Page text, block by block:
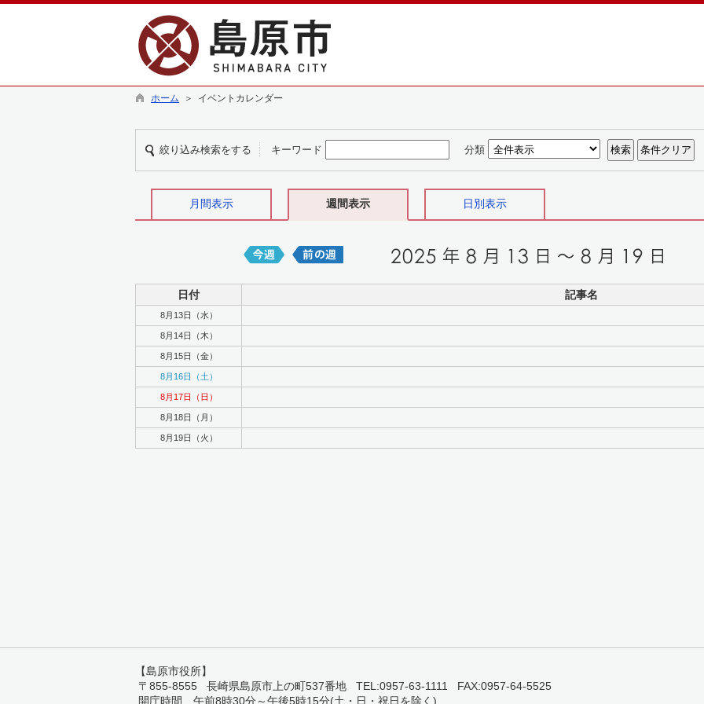
ホーム ＞ イベントカレンダー
絞り込み検索をする キーワード 分類
月間表示 週間表示 日別表示
日付 記事名
8月13日（水）
8月14日（木）
8月15日（金）
8月16日（土）
8月17日（日）
8月18日（月）
8月19日（火）
【島原市役所】
〒855-8555 長崎県島原市上の町537番地 TEL:0957-63-1111 FAX:0957-64-5525
開庁時間 午前8時30分～午後5時15分(土・日・祝日を除く)